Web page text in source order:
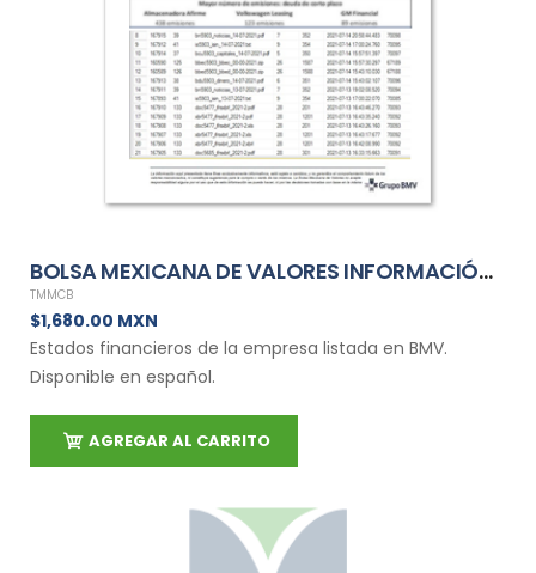
BOLSA MEXICANA DE VALORES INFORMACIÓN FINANCIERA TRIMESTRAL DE TMMCB
TMMCB
$1,680.00 MXN
Estados financieros de la empresa listada en BMV.
Disponible en español.
AGREGAR AL CARRITO